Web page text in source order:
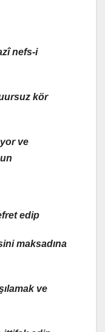
nefs-i
kör
ve
edip
maksadına
ve